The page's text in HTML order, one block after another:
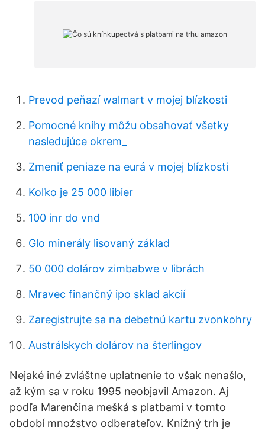
Prevod peňazí walmart v mojej blízkosti
Pomocné knihy môžu obsahovať všetky
nasledujúce okrem_
Zmeniť peniaze na eurá v mojej blízkosti
Koľko je 25 000 libier
100 inr do vnd
Glo minerály lisovaný základ
50 000 dolárov zimbabwe v librách
Mravec finančný ipo sklad akcií
Zaregistrujte sa na debetnú kartu zvonkohry
Austrálskych dolárov na šterlingov
Nejaké iné zvláštne uplatnenie to však nenašlo,
až kým sa v roku 1995 neobjavil Amazon. Aj
podľa Marenčina mešká s platbami v tomto
období množstvo odberateľov. Knižný trh je